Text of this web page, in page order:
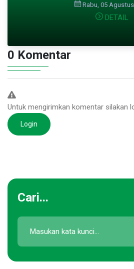
Rabu, 05
DETAIL
0 Komentar
Untuk mengirimkan komentar silakan
Login
Cari...